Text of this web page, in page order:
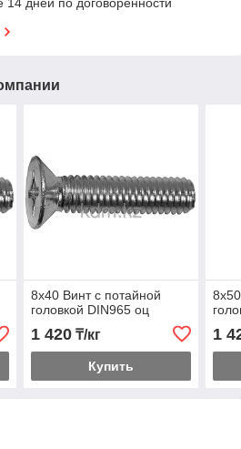
8х40 Винт с потайной
головкой DIN965 оц
1 420₸/кг
Купить
1